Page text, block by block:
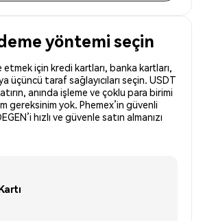
yöntemi seçin
etmek için kredi kartları, banka kartları,
üçüncü taraf sağlayıcıları seçin. USDT
anında işleme ve çoklu para birimi
gereksinim yok. Phemex’in güvenli
hızlı ve güvenle satın almanızı